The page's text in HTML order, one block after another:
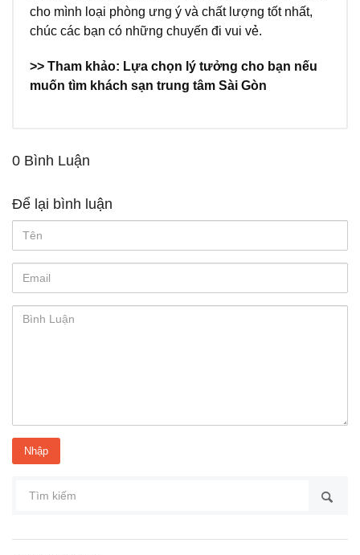
cho mình loại phòng ưng ý và chất lượng tốt nhất,
chúc các bạn có những chuyến đi vui vẻ.
>> Tham khảo: Lựa chọn lý tưởng cho bạn nếu
muốn tìm khách sạn trung tâm Sài Gòn
0 Bình Luận
Để lại bình luận